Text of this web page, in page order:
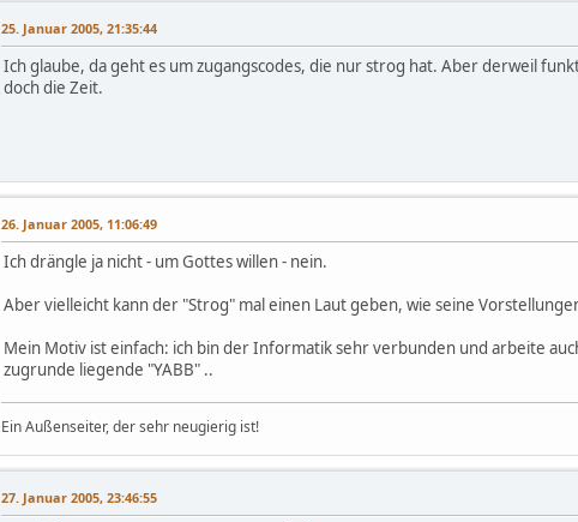
25. Januar 2005, 21:35:44
Ich glaube, da geht es um zugangscodes, die nur strog hat. Aber derweil
doch die Zeit.
26. Januar 2005, 11:06:49
Ich drängle ja nicht - um Gottes willen - nein.
Aber vielleicht kann der "Strog" mal einen Laut geben, wie seine
Mein Motiv ist einfach: ich bin der Informatik sehr verbunden und arbeite
zugrunde liegende "YABB" ..
Ein Außenseiter, der sehr neugierig ist!
27. Januar 2005, 23:46:55